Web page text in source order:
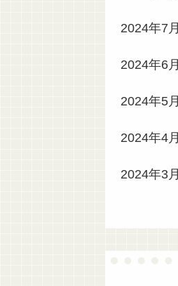
2024年7月
2024年6月
2024年5月
2024年4月
2024年3月